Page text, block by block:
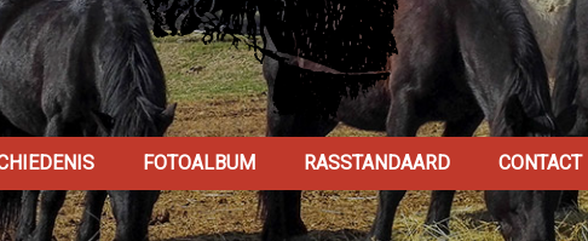
FOTOALBUM RASSTANDAARD CONTACT